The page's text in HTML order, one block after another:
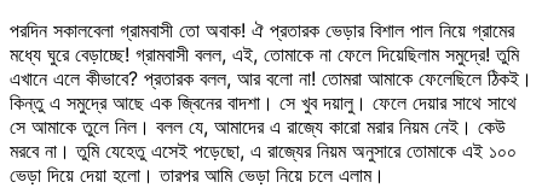
পরদিন সকালবেলা গ্রামবাসী তো অবাক! ঐ প্রতারক ভেড়ার বিশাল পাল নিয়ে গ্রামের
মধ্যে ঘুরে বেড়াচ্ছে! গ্রামবাসী বলল, এই, তোমাকে না ফেলে দিয়েছিলাম সমুদ্রে! তুমি
এখানে এলে কীভাবে? প্রতারক বলল, আর বলো না! তোমরা আমাকে ফেলেছিলে ঠিকই।
কিন্তু এ সমুদ্রে আছে এক জ্বিনের বাদশা। সে খুব দয়ালু। ফেলে দেয়ার সাথে সাথে
সে আমাকে তুলে নিল। বলল যে, আমাদের এ রাজ্যে কারো মরার নিয়ম নেই। কেউ
মরবে না। তুমি যেহেতু এসেই পড়েছো, এ রাজ্যের নিয়ম অনুসারে তোমাকে এই ১০০
ভেড়া দিয়ে দেয়া হলো। তারপর আমি ভেড়া নিয়ে চলে এলাম।